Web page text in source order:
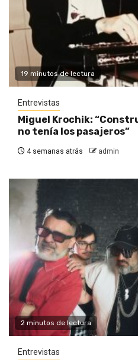
19 minutos de lectura
Entrevistas
Miguel Krochik:
no tenía los pasajeros”
4 semanas atrás admin
2 minutos de lectura
Entrevistas